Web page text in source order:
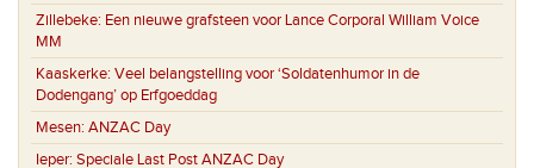
Zillebeke: Een nieuwe grafsteen voor Lance Corporal William Voice
MM
Kaaskerke: Veel belangstelling voor ‘Soldatenhumor in de
Dodengang’ op Erfgoeddag
Mesen: ANZAC Day
Ieper: Speciale Last Post ANZAC Day